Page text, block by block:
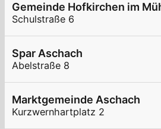
Gemeinde Hofkirchen im
Schulstraße 6
Spar Aschach
Abelstraße 8
Marktgemeinde Aschach
Kurzwernhartplatz 2